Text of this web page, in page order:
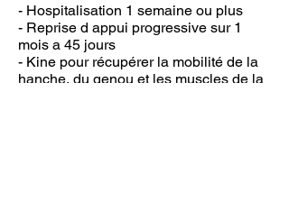
- Hospitalisation 1 semaine ou plus
- Reprise d appui progressive sur 1
mois a 45 jours
- Kine pour récupérer la mobilité de la
hanche, du genou et les muscles de la